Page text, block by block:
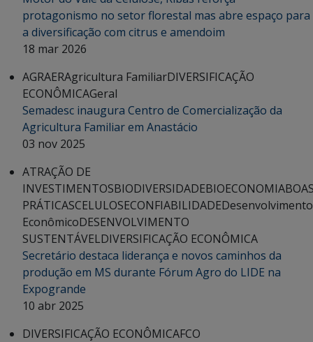
protagonismo no setor florestal mas abre espaço para
a diversificação com citrus e amendoim
18 mar 2026
AGRAERAgricultura FamiliarDIVERSIFICAÇÃO
ECONÔMICAGeral
Semadesc inaugura Centro de Comercialização da
Agricultura Familiar em Anastácio
03 nov 2025
ATRAÇÃO DE
INVESTIMENTOSBIODIVERSIDADEBIOECONOMIA
PRÁTICASCELULOSECONFIABILIDADEDesenvolvimento
EconômicoDESENVOLVIMENTO
SUSTENTÁVELDIVERSIFICAÇÃO ECONÔMICA
Secretário destaca liderança e novos caminhos da
produção em MS durante Fórum Agro do LIDE na
Expogrande
10 abr 2025
DIVERSIFICAÇÃO ECONÔMICAFCO